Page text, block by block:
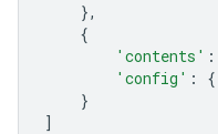
},
{
'contents' :
'config' : {
}
]